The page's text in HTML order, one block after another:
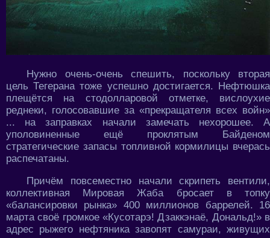
Нужно очень-очень спешить, поскольку вторая
цель Тегерана тоже успешно достигается. Нефтюшка
плещётся на стодолларовой отметке, вислоухие
реднеки, голосовавшие за «прекращателя всех войн»
... на заправках начали замечать нехорошее. А
уполовиненные ещё проклятым Байденом
стратегические запасы топливной кормилицы вчерась
распечатаны.
Причём повсеместно начали скрипеть вентили,
коллективная Мировая Жаба бросает в топку
«балансировки рынка» 400 миллионов баррелей. 16
марта своё громкое «Кусотарэ! Дзаккэнаё, Дональд!» в
адрес рыжего нефтяника завопят самураи, живущих